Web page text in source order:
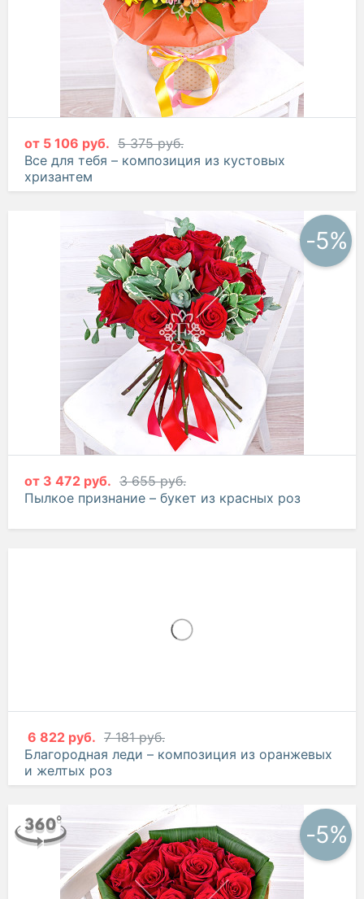
от 5 106 руб. 5 375 руб.
Все для тебя – композиция из кустовых
хризантем
-5%
от 3 472 руб. 3 655 руб.
Пылкое признание – букет из красных роз
6 822 руб. 7 181 руб.
Благородная леди – композиция из оранжевых
и желтых роз
-5%